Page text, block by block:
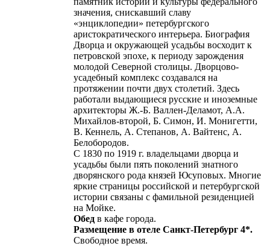
значения, снискавший славу
«энциклопедии» петербургского
аристократического интерьера. Биография
Дворца и окружающей усадьбы восходит к
петровской эпохе, к периоду зарождения
молодой Северной столицы. Дворцово-
усадебный комплекс создавался на
протяжении почти двух столетий. Здесь
работали выдающиеся русские и иноземные
архитекторы Ж.-Б. Валлен-Деламот, А.А.
Михайлов-второй, Б. Симон, И. Монигетти,
В. Кеннель, А. Степанов, А. Вайтенс, А.
Белобородов.
С 1830 по 1919 г. владельцами дворца и
усадьбы были пять поколений знатного
дворянского рода князей Юсуповых. Многие
яркие страницы российской и петербургской
истории связаны с фамильной резиденцией
на Мойке.
Обед в кафе города.
Размещение в отеле Санкт-Петербург 4*.
Свободное время.